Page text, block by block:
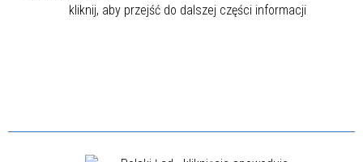
kliknij, aby przejść do dalszej części informacji